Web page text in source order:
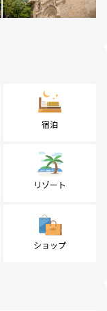
宿泊
リゾート
ショップ